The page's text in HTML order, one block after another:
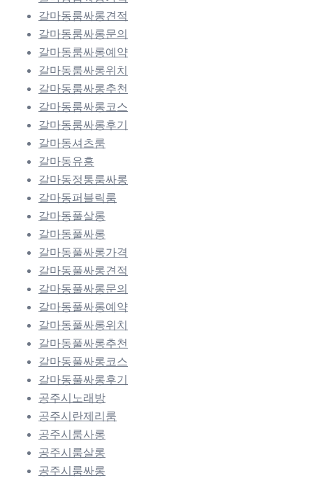
갈마동룸싸롱견적
갈마동룸싸롱문의
갈마동룸싸롱예약
갈마동룸싸롱위치
갈마동룸싸롱추천
갈마동룸싸롱코스
갈마동룸싸롱후기
갈마동셔츠룸
갈마동유흥
갈마동정통룸싸롱
갈마동퍼블릭룸
갈마동풀살롱
갈마동풀싸롱
갈마동풀싸롱가격
갈마동풀싸롱견적
갈마동풀싸롱문의
갈마동풀싸롱예약
갈마동풀싸롱위치
갈마동풀싸롱추천
갈마동풀싸롱코스
갈마동풀싸롱후기
공주시노래방
공주시란제리룸
공주시룸사롱
공주시룸살롱
공주시룸싸롱